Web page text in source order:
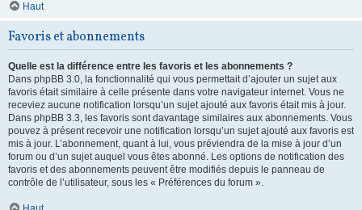
Haut
Favoris et abonnements
Quelle est la différence entre les favoris et les abonnements ?
Dans phpBB 3.0, la fonctionnalité qui vous permettait d’ajouter un sujet aux
favoris était similaire à celle présente dans votre navigateur internet. Vous ne
receviez aucune notification lorsqu’un sujet ajouté aux favoris était mis à jour.
Dans phpBB 3.3, les favoris sont davantage similaires aux abonnements. Vous
pouvez à présent recevoir une notification lorsqu’un sujet ajouté aux favoris est
mis à jour. L’abonnement, quant à lui, vous préviendra de la mise à jour d’un
forum ou d’un sujet auquel vous êtes abonné. Les options de notification des
favoris et des abonnements peuvent être modifiés depuis le panneau de
contrôle de l’utilisateur, sous les « Préférences du forum ».